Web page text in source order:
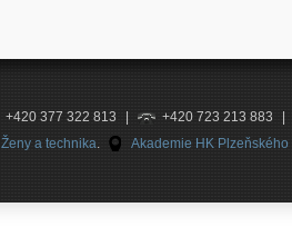
+420 377 322 813 +420 723 213 883
Ženy a technika. Akademie HK